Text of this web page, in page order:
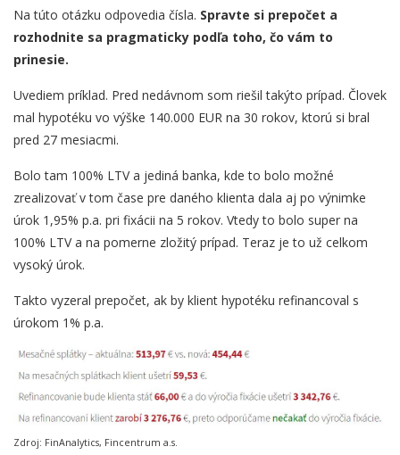
Na túto otázku odpovedia čísla. Spravte si prepočet a
rozhodnite sa pragmaticky podľa toho, čo vám to
prinesie.
Uvediem príklad. Pred nedávnom som riešil takýto prípad. Človek
mal hypotéku vo výške 140.000 EUR na 30 rokov, ktorú si bral
pred 27 mesiacmi.
Bolo tam 100% LTV a jediná banka, kde to bolo možné
zrealizovať v tom čase pre daného klienta dala aj po výnimke
úrok 1,95% p.a. pri fixácii na 5 rokov. Vtedy to bolo super na
100% LTV a na pomerne zložitý prípad. Teraz je to už celkom
vysoký úrok.
Takto vyzeral prepočet, ak by klient hypotéku refinancoval s
úrokom 1% p.a.
Zdroj: FinAnalytics, Fincentrum a.s.